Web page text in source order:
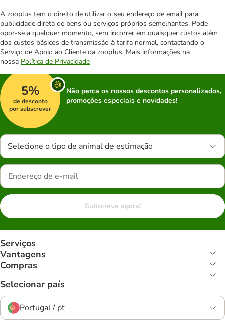
A zooplus tem o direito de utilizar o seu endereço de email para
publicidade direta de bens ou serviços próprios semelhantes. Pode
opor-se a qualquer momento, sem incorrer em quaisquer custos além
dos custos básicos de transmissão à tarifa normal, contactando o
Serviço de Apoio ao Cliente da zooplus. Mais informações na
nossa Política de Privacidade
5%
de desconto
por subscrever
Não perca os nossos descontos personalizados,
promoções especiais e novidades!
Selecione o tipo de animal de estimação
Subscreva agora!
Serviços
Vantagens
Compras
Selecionar país
Portugal / pt